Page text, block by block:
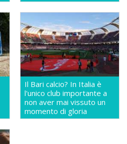
Il Bari calcio? In Italia è
l'unico club importante a
non aver mai vissuto un
momento di gloria